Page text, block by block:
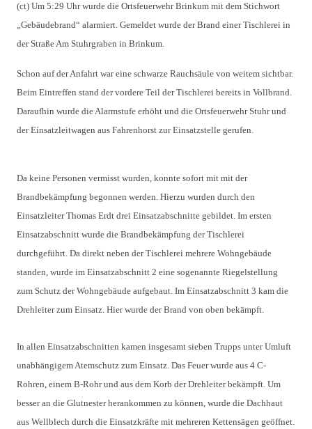
(ct) Um 5:29 Uhr wurde die Ortsfeuerwehr Brinkum mit dem Stichwort
„Gebäudebrand“ alarmiert. Gemeldet wurde der Brand einer Tischlerei in
der Straße Am Stuhrgraben in Brinkum.
Schon auf der Anfahrt war eine schwarze Rauchsäule von weitem sichtbar.
Beim Eintreffen stand der vordere Teil der Tischlerei bereits in Vollbrand.
Daraufhin wurde die Alarmstufe erhöht und die Ortsfeuerwehr Stuhr und
der Einsatzleitwagen aus Fahrenhorst zur Einsatzstelle gerufen.
Da keine Personen vermisst wurden, konnte sofort mit mit der
Brandbekämpfung begonnen werden. Hierzu wurden durch den
Einsatzleiter Thomas Erdt drei Einsatzabschnitte gebildet. Im ersten
Einsatzabschnitt wurde die Brandbekämpfung der Tischlerei
durchgeführt. Da direkt neben der Tischlerei mehrere Wohngebäude
standen, wurde im Einsatzabschnitt 2 eine sogenannte Riegelstellung
zum Schutz der Wohngebäude aufgebaut. Im Einsatzabschnitt 3 kam die
Drehleiter zum Einsatz. Hier wurde der Brand von oben bekämpft.
In allen Einsatzabschnitten kamen insgesamt sieben Trupps unter Umluft
unabhängigem Atemschutz zum Einsatz. Das Feuer wurde aus 4 C-
Rohren, einem B-Rohr und aus dem Korb der Drehleiter bekämpft. Um
besser an die Glutnester herankommen zu können, wurde die Dachhaut
aus Wellblech durch die Einsatzkräfte mit mehreren Kettensägen geöffnet.